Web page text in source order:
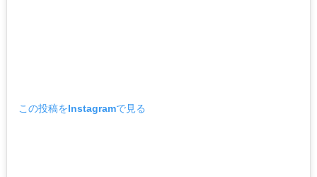
この投稿をInstagramで見る